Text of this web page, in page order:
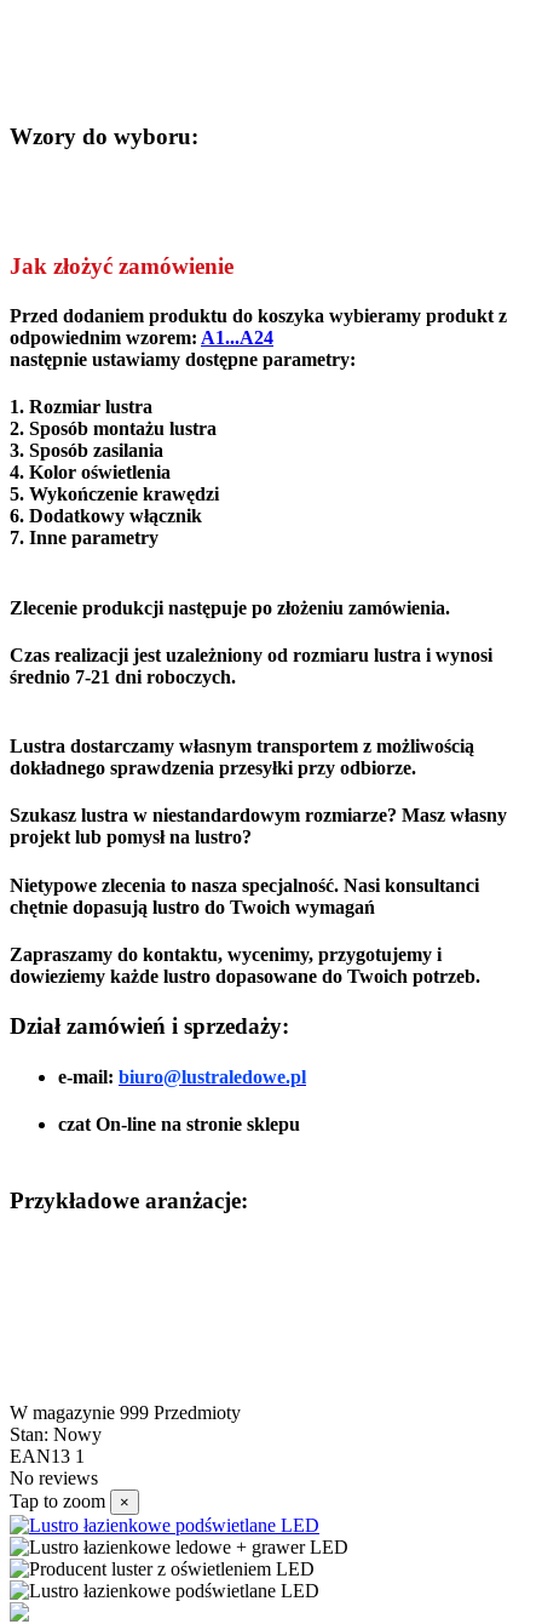
Wzory do wyboru:
Jak złożyć zamówienie
Przed dodaniem produktu do koszyka wybieramy produkt z
odpowiednim wzorem: A1...A24
następnie ustawiamy dostępne parametry:
1. Rozmiar lustra
2. Sposób montażu lustra
3. Sposób zasilania
4. Kolor oświetlenia
5. Wykończenie krawędzi
6. Dodatkowy włącznik
7. Inne parametry
Zlecenie produkcji następuje po złożeniu zamówienia.
Czas realizacji jest uzależniony od rozmiaru lustra i wynosi
średnio 7-21 dni roboczych.
Lustra dostarczamy własnym transportem z możliwością
dokładnego sprawdzenia przesyłki przy odbiorze.
Szukasz lustra w niestandardowym rozmiarze? Masz własny
projekt lub pomysł na lustro?
Nietypowe zlecenia to nasza specjalność. Nasi konsultanci
chętnie dopasują lustro do Twoich wymagań
Zapraszamy do kontaktu, wycenimy, przygotujemy i
dowieziemy każde lustro dopasowane do Twoich potrzeb.
Dział zamówień i sprzedaży:
e-mail: biuro@lustraledowe.pl
czat On-line na stronie sklepu
Przykładowe aranżacje:
W magazynie 999 Przedmioty
Stan: Nowy
EAN13 1
No reviews
Tap to zoom
×